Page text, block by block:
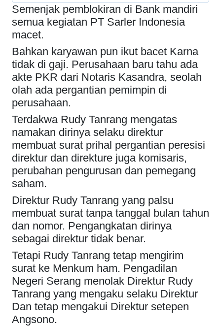
Semenjak pemblokiran di Bank mandiri
semua kegiatan PT Sarler Indonesia
macet.
Bahkan karyawan pun ikut bacet Karna
tidak di gaji. Perusahaan baru tahu ada
akte PKR dari Notaris Kasandra, seolah
olah ada pergantian pemimpin di
perusahaan.
Terdakwa Rudy Tanrang mengatas
namakan dirinya selaku direktur
membuat surat prihal pergantian peresisi
direktur dan direkture juga komisaris,
perubahan pengurusan dan pemegang
saham.
Direktur Rudy Tanrang yang palsu
membuat surat tanpa tanggal bulan tahun
dan nomor. Pengangkatan dirinya
sebagai direktur tidak benar.
Tetapi Rudy Tanrang tetap mengirim
surat ke Menkum ham. Pengadilan
Negeri Serang menolak Direktur Rudy
Tanrang yang mengaku selaku Direktur
Dan tetap mengakui Direktur setepen
Angsono.